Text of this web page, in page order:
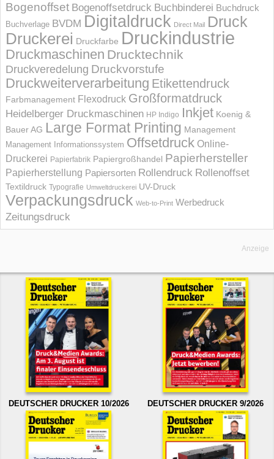
Bogenoffset Bogenoffsetdruck Buchbinderei Buchdruck
Buchverlage BVDM Digitaldruck Direct Mail Druck
Druckerei Druckfarbe Druckindustrie
Druckmaschinen Drucktechnik
Druckveredelung Druckvorstufe
Druckweiterverarbeitung Etikettendruck
Farbmanagement Flexodruck Großformatdruck
Heidelberger Druckmaschinen HP Indigo Inkjet Koenig &
Bauer AG Large Format Printing Management
Management Informations­system Offsetdruck Online-
Druckerei Papierfabrik Papiergroßhandel Papierhersteller
Papierherstellung Papiersorten Rollendruck Rollenoffset
Textildruck Typografie Umweltdruckerei UV-Druck
Verpackungsdruck Web-to-Print Werbedruck
Zeitungsdruck
Anzeige
DEUTSCHER DRUCKER 10/2026 DEUTSCHER DRUCKER 9/2026